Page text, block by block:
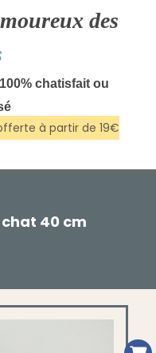
des
chatisfait ou
40 cm